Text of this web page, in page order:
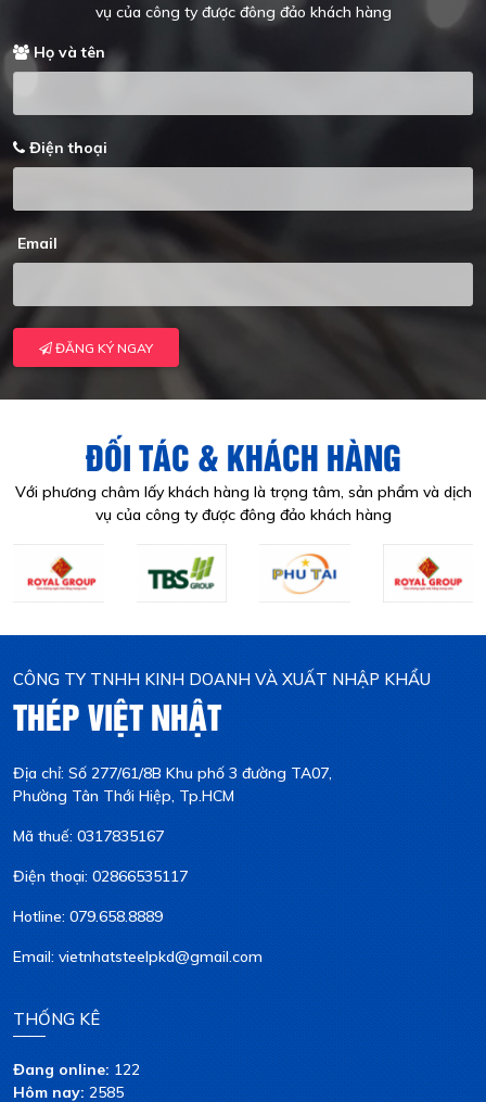
vụ của công ty được đông đảo khách hàng
Họ và tên
Điện thoại
Email
ĐĂNG KÝ NGAY
ĐỐI TÁC & KHÁCH HÀNG
Với phương châm lấy khách hàng là trọng tâm, sản phẩm và dịch
vụ của công ty được đông đảo khách hàng
CÔNG TY TNHH KINH DOANH VÀ XUẤT NHẬP KHẨU
THÉP VIỆT NHẬT
Địa chỉ: Số 277/61/8B Khu phố 3 đường TA07,
Phường Tân Thới Hiệp, Tp.HCM
Mã thuế: 0317835167
Điện thoại: 02866535117
Hotline: 079.658.8889
Email: vietnhatsteelpkd@gmail.com
THỐNG KÊ
Đang online:122
Hôm nay:2585